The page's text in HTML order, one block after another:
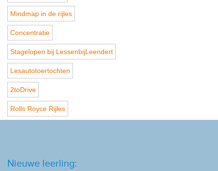
Mindmap in de rijles
Concentratie
Stagelopen bij LessenbijLeendert
Lesautotoertochten
2toDrive
Rolls Royce Rijles
Nieuwe leerling: